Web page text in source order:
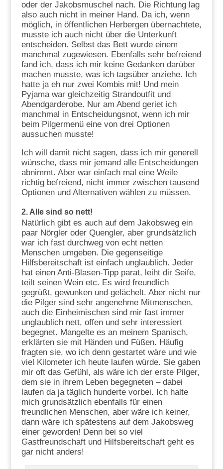
oder der Jakobsmuschel nach. Die Richtung lag
also auch nicht in meiner Hand. Da ich, wenn
möglich, in öffentlichen Herbergen übernachtete,
musste ich auch nicht über die Unterkunft
entscheiden. Selbst das Bett wurde einem
manchmal zugewiesen. Ebenfalls sehr befreiend
fand ich, dass ich mir keine Gedanken darüber
machen musste, was ich tagsüber anziehe. Ich
hatte ja eh nur zwei Kombis mit! Und mein
Pyjama war gleichzeitig Strandoutfit und
Abendgarderobe. Nur am Abend geriet ich
manchmal in Entscheidungsnot, wenn ich mir
beim Pilgermenü eine von drei Optionen
aussuchen musste!
Ich will damit nicht sagen, dass ich mir generell
wünsche, dass mir jemand alle Entscheidungen
abnimmt. Aber war einfach mal eine Weile
richtig befreiend, nicht immer zwischen tausend
Optionen und Alternativen wählen zu müssen.
2. Alle sind so nett!
Natürlich gibt es auch auf dem Jakobsweg ein
paar Nörgler oder Quengler, aber grundsätzlich
war ich fast durchweg von echt netten
Menschen umgeben. Die gegenseitige
Hilfsbereitschaft ist einfach unglaublich. Jeder
hat einen Anti-Blasen-Tipp parat, leiht dir Seife,
teilt seinen Wein etc. Es wird freundlich
gegrüßt, gewunken und gelächelt. Aber nicht nur
die Pilger sind sehr angenehme Mitmenschen,
auch die Einheimischen sind mir fast immer
unglaublich nett, offen und sehr interessiert
begegnet. Mangelte es an meinem Spanisch,
erklärten sie mit Händen und Füßen. Häufig
fragten sie, wo ich denn gestartet wäre und wie
viel Kilometer ich heute laufen würde. Sie gaben
mir oft das Gefühl, als wäre ich der erste Pilger,
dem sie in ihrem Leben begegneten – dabei
laufen da ja täglich hunderte vorbei. Ich halte
mich grundsätzlich ebenfalls für einen
freundlichen Menschen, aber wäre ich keiner,
dann wäre ich spätestens auf dem Jakobsweg
einer geworden! Denn bei so viel
Gastfreundschaft und Hilfsbereitschaft geht es
gar nicht anders!